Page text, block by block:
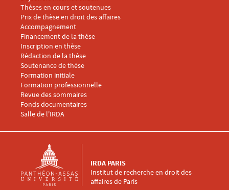
Thèses en cours et soutenues
Prix de thèse en droit des affaires
Menu footer IRDA 4
Accompagnement
Financement de la thèse
Inscription en thèse
Rédaction de la thèse
Soutenance de thèse
Menu footer IRDA 5
Formation initiale
Formation professionnelle
Revue des sommaires
Fonds documentaires
Salle de l'IRDA
Institut de recherche en droit des
affaires de Paris
IRDA PARIS